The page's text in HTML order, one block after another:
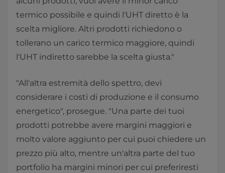
termico possibile e quindi l'UHT diretto è la
scelta migliore. Altri prodotti richiedono o
tollerano un carico termico maggiore, quindi
l'UHT indiretto sarebbe la scelta giusta."
"All'altra estremità dello spettro, devi
considerare i costi di produzione e il consumo
energetico", prosegue. "Una parte dei tuoi
prodotti potrebbe avere margini maggiori e
molto valore aggiunto per cui puoi chiedere un
prezzo più alto, mentre un'altra parte del tuo
portfolio ha margini minori per cui preferiresti